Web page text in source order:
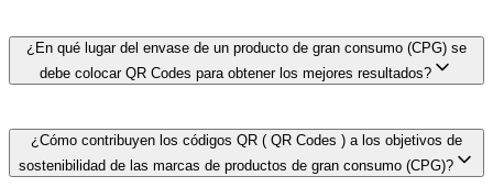
programas de fidelización y crea tu propia base de
datos de clientes sin depender de cookies de terceros
ni de los datos de los minoristas.
Sí. Los enlaces QR Codes en el embalaje facilitan a los
clientes dejar opiniones cuando la experiencia con el
producto aún está fresca. Este momento permite
volumen de opiniones en comparación con los correos
electrónicos de seguimiento, que los clientes suelen
ignorar.
¿En qué lugar del envase de un producto de gran consumo (CPG) se
debe colocar QR Codes para obtener los mejores resultados?
Colocar QR Codes en la parte trasera o en el lateral, a la
altura de la vista, donde los clientes buscan de forma
natural la información del producto. Asegurarse de que
¿Cómo contribuyen los códigos QR ( QR Codes ) a los objetivos de
sostenibilidad de las marcas de productos de gran consumo (CPG)?